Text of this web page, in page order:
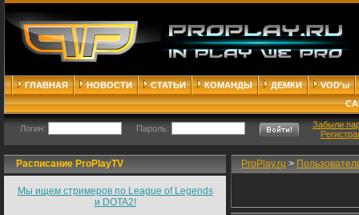
ГЛАВНАЯ НОВОСТИ СТАТЬИ КОМАНДЫ ДЕМКИ
VOD'ы
Логин: Пароль:
Забыли
Расписание ProPlayTV
Мы ищем стримеров по League of Legends
и DOTA2!
ProPlay.ru >